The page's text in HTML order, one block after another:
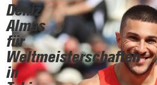
Deniz
Almas
für
Weltmeisterschaften
in